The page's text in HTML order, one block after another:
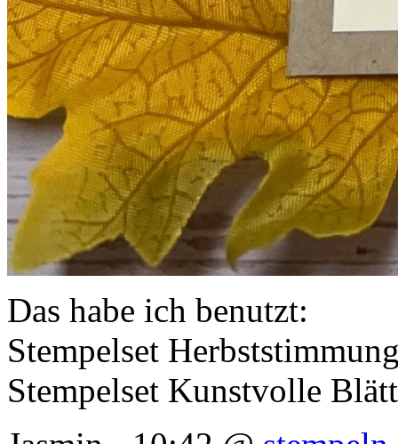
Das habe ich benutzt:
Stempelset
Stempelset Kunstvolle